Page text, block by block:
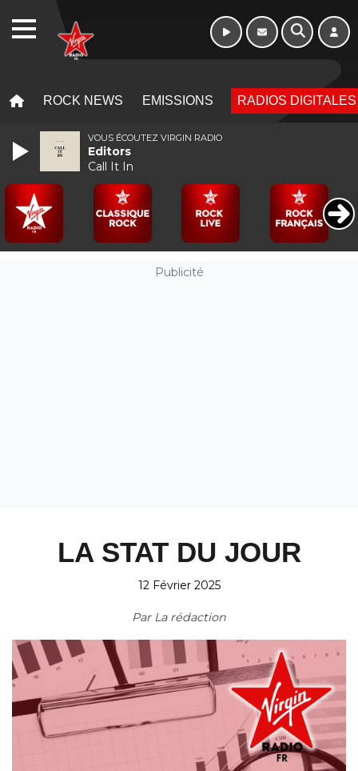
ROCK NEWS EMISSIONS RADIOS DIGITALES
Publicité
LA STAT DU JOUR
12 Février 2025
Par La rédaction
VOUS ÉCOUTEZ VIRGIN RADIO
Editors
Call It In
WEBRADIO